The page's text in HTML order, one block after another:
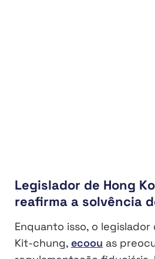
Legislador de Hong
reafirma a solvência
Enquanto isso, o legislador
Kit-chung, ecoou as